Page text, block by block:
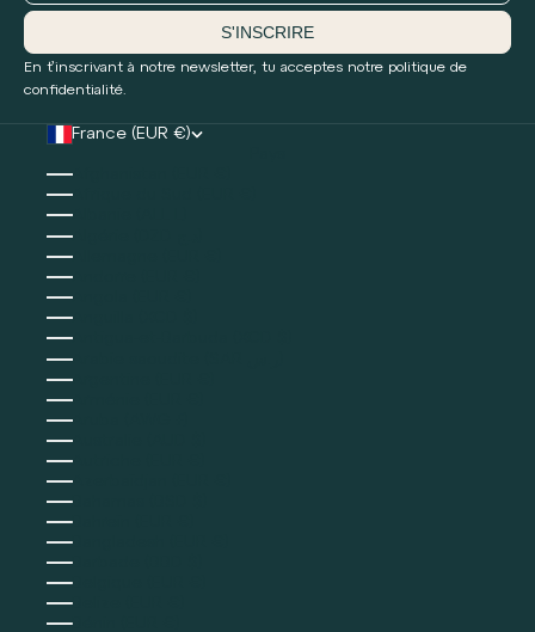
S'INSCRIRE
En t’inscrivant à notre newsletter, tu acceptes notre politique de
confidentialité.
France (EUR €)
Afghanistan (EUR €)
Afrique du Sud (EUR €)
Albanie (ALL L)
Allemagne (EUR €)
Andorre (EUR €)
Angola (EUR €)
Anguilla (XCD $)
Antigua-et-Barbuda (XCD $)
Argentine (EUR €)
Arménie (EUR €)
Aruba (AWG ƒ)
Australie (AUD $)
Autriche (EUR €)
Azerbaïdjan (EUR €)
Bahamas (BSD $)
Bahreïn (EUR €)
Bangladesh (EUR €)
Barbade (BBD $)
Belgique (EUR €)
Belize (EUR €)
Bénin (EUR €)